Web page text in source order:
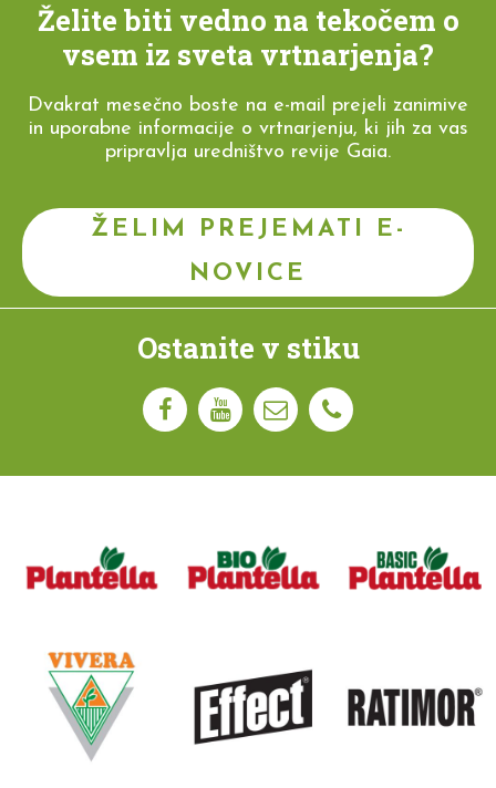
Želite biti vedno na tekočem o
vsem iz sveta vrtnarjenja?
Dvakrat mesečno boste na e-mail prejeli zanimive
in uporabne informacije o vrtnarjenju, ki jih za vas
pripravlja uredništvo revije Gaia.
ŽELIM PREJEMATI E-
NOVICE
Ostanite v stiku